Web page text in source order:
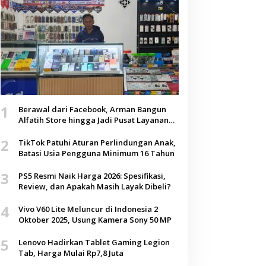
1
Berawal dari Facebook, Arman Bangun
Alfatih Store hingga Jadi Pusat Layanan
2
TikTok Patuhi Aturan Perlindungan Anak,
Batasi Usia Pengguna Minimum 16 Tahun
3
PS5 Resmi Naik Harga 2026: Spesifikasi,
Review, dan Apakah Masih Layak Dibeli?
4
Vivo V60 Lite Meluncur di Indonesia 2
Oktober 2025, Usung Kamera Sony 50 MP
5
Lenovo Hadirkan Tablet Gaming Legion
Tab, Harga Mulai Rp7,8 Juta